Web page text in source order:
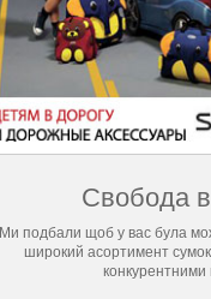
Свобода
Ми подбали щоб у вас була
широкий асортимент сумок,
конкурентними